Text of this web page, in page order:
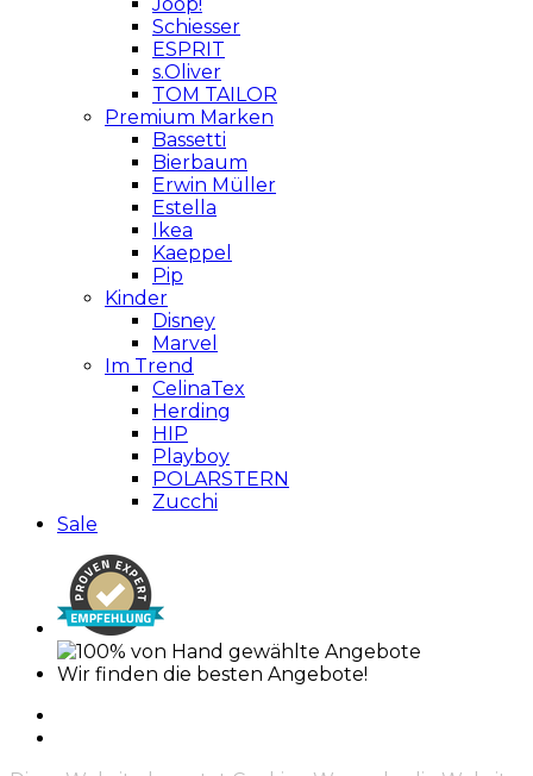
Schiesser
ESPRIT
s.Oliver
TOM TAILOR
Premium Marken
Bassetti
Bierbaum
Erwin Müller
Estella
Ikea
Kaeppel
Pip
Kinder
Disney
Marvel
Im Trend
CelinaTex
Herding
HIP
Playboy
POLARSTERN
Zucchi
Sale
Wir finden die besten Angebote!